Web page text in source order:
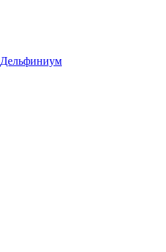
Дельфиниум